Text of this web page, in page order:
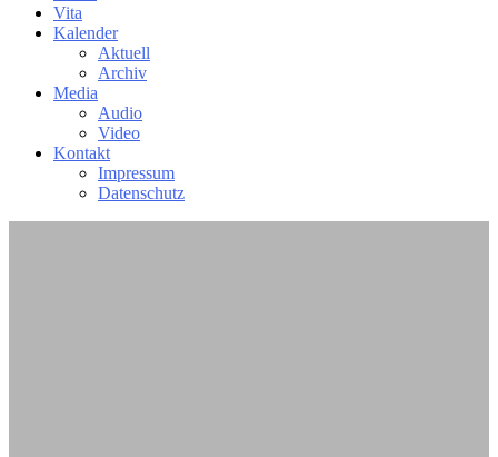
Vita
Kalender
Aktuell
Archiv
Media
Audio
Video
Kontakt
Impressum
Datenschutz